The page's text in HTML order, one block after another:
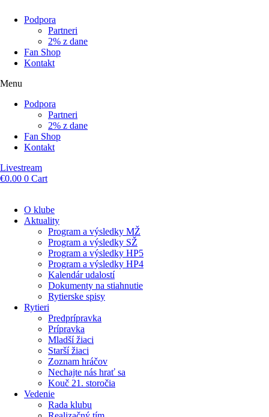
Podpora
Partneri
2% z dane
Fan Shop
Kontakt
Menu
Podpora
Partneri
2% z dane
Fan Shop
Kontakt
Livestream
€0.00 0 Cart
O klube
Aktuality
Program a výsledky MŽ
Program a výsledky SŽ
Program a výsledky HP5
Program a výsledky HP4
Kalendár udalostí
Dokumenty na stiahnutie
Rytierske spisy
Rytieri
Predprípravka
Prípravka
Mladší žiaci
Starší žiaci
Zoznam hráčov
Nechajte nás hrať sa
Kouč 21. storočia
Vedenie
Rada klubu